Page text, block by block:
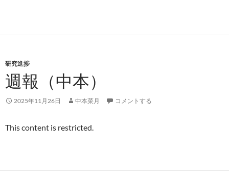
研究進捗
週報（中本）
2025年11月26日 中本菜月 コメントする
This content is restricted.